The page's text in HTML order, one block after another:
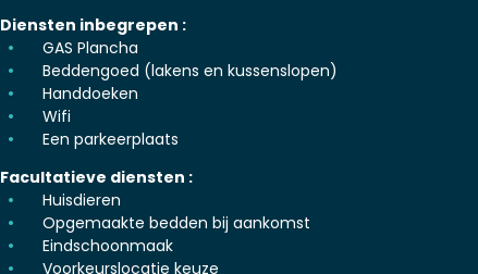
Diensten inbegrepen :
GAS Plancha
Beddengoed (lakens en kussenslopen)
Handdoeken
Wifi
Een parkeerplaats
Facultatieve diensten :
Huisdieren
Opgemaakte bedden bij aankomst
Eindschoonmaak
Voorkeurslocatie keuze